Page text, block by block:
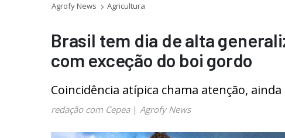
Agrofy News Agricultura
Brasil tem dia de alta
com exceção do boi gordo
Coincidência atípica chama atenção,
redação com Cepea| Agrofy News